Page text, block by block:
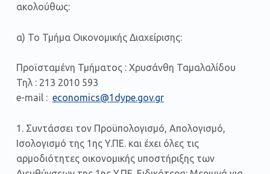
ακολούθως:
α) Το Τμήμα Οικονομικής Διαχείρισης:
Προϊσταμένη Τμήματος : Χρυσάνθη Ταμαλαλίδου
Τηλ : 213 2010 593
e-mail : economics@1dype.gov.gr
1. Συντάσσει τον Προϋπολογισμό, Απολογισμό,
Ισολογισμό της 1ης Y.ΠE. και έχει όλες τις
αρμοδιότητες οικονομικής υποστήριξης των